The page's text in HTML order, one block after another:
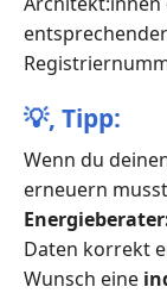
💡, Tipp:
Wenn du
erneuern
Daten korrekt
Wunsch eine